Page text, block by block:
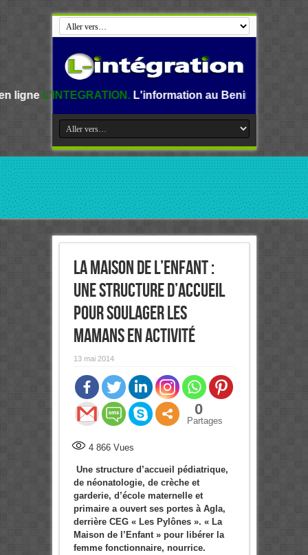
L'information au Benin, en Afrique et dans le
La maison de l’Enfant :
Une structure d’accueil
pour soulager les
Mamans en activité
13 mai 2014
0
Partages
4 866Vues
Une structure d’accueil pédiatrique,
de néonatologie, de crèche et
garderie, d’école maternelle et
primaire a ouvert ses portes à Agla,
derrière CEG « Les Pylônes ». « La
Maison de l’Enfant » pour libérer la
femme fonctionnaire, nourrice.